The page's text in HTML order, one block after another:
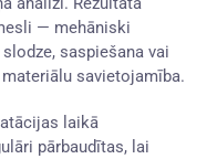
— mehāniski
saspiešana vai
savietojamība.
laikā
pārbaudītas, lai